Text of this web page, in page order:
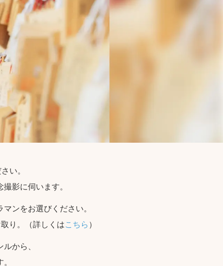
い。
影に伺います。
ンをお選びください。
り。（詳しくはこちら ）
から、